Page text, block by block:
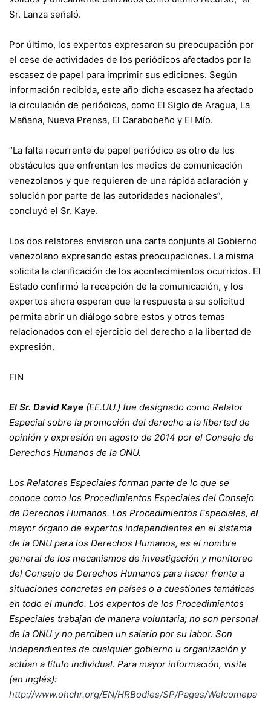
Sr. Lanza señaló.
Por último, los expertos expresaron su preocupación por
el cese de actividades de los periódicos afectados por la
escasez de papel para imprimir sus ediciones. Según
información recibida, este año dicha escasez ha afectado
la circulación de periódicos, como El Siglo de Aragua, La
Mañana, Nueva Prensa, El Carabobeño y El Mío.
“La falta recurrente de papel periódico es otro de los
obstáculos que enfrentan los medios de comunicación
venezolanos y que requieren de una rápida aclaración y
solución por parte de las autoridades nacionales”,
concluyó el Sr. Kaye.
Los dos relatores enviaron una carta conjunta al Gobierno
venezolano expresando estas preocupaciones. La misma
solicita la clarificación de los acontecimientos ocurridos. El
Estado confirmó la recepción de la comunicación, y los
expertos ahora esperan que la respuesta a su solicitud
permita abrir un diálogo sobre estos y otros temas
relacionados con el ejercicio del derecho a la libertad de
expresión.
FIN
El Sr. David Kaye (EE.UU.) fue designado como Relator
Especial sobre la promoción del derecho a la libertad de
opinión y expresión en agosto de 2014 por el Consejo de
Derechos Humanos de la ONU.
Los Relatores Especiales forman parte de lo que se
conoce como los Procedimientos Especiales del Consejo
de Derechos Humanos. Los Procedimientos Especiales, el
mayor órgano de expertos independientes en el sistema
de la ONU para los Derechos Humanos, es el nombre
general de los mecanismos de investigación y monitoreo
del Consejo de Derechos Humanos para hacer frente a
situaciones concretas en países o a cuestiones temáticas
en todo el mundo. Los expertos de los Procedimientos
Especiales trabajan de manera voluntaria; no son personal
de la ONU y no perciben un salario por su labor. Son
independientes de cualquier gobierno u organización y
actúan a título individual. Para mayor información, visite
(en inglés):
http://www.ohchr.org/EN/HRBodies/SP/Pages/Welcomepa